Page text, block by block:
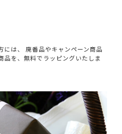
には、 廃番品やキャンペーン商品
品を、無料でラッピングいたしま